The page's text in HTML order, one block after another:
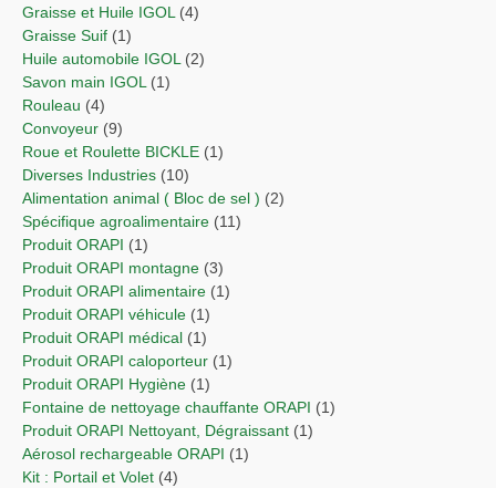
Graisse et Huile IGOL(4)
Graisse Suif (1)
Huile automobile IGOL(2)
Savon main IGOL(1)
Rouleau (4)
Convoyeur (9)
Roue et Roulette BICKLE (1)
Diverses Industries (10)
Alimentation animal ( Bloc de sel ) (2)
Spécifique agroalimentaire (11)
Produit ORAPI (1)
Produit ORAPI montagne (3)
Produit ORAPI alimentaire (1)
Produit ORAPI véhicule (1)
Produit ORAPI médical (1)
Produit ORAPI caloporteur (1)
Produit ORAPI Hygiène (1)
Fontaine de nettoyage chauffante ORAPI (1)
Produit ORAPI Nettoyant, Dégraissant (1)
Aérosol rechargeable ORAPI (1)
Kit : Portail et Volet (4)